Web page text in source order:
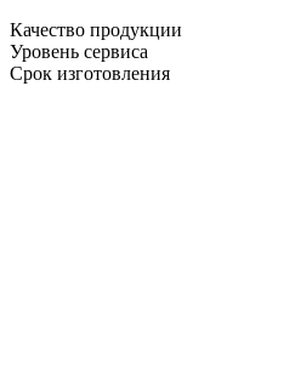
Качество продукции
Уровень сервиса
Срок изготовления